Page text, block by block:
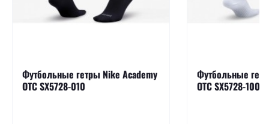
Футбольные гетры Nike Academy
OTC SX5728-010
Футбольные
OTC SX5728-100